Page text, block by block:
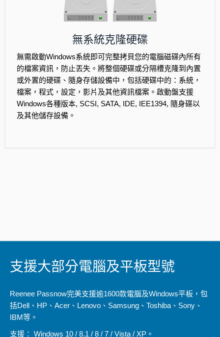
無系統克隆硬碟
無需啟動Windows系統即可完整拷貝您的電腦磁碟內所有
的檔案資訊，防止丟失。將整個硬碟或分隔槽克隆到內置
或外置的硬碟、隨身存儲設備中，包括硬碟中的：系統，
檔案，程式，設定，影片及其他資訊檔案。啟動盤支援
Windows各種版本, SCSI, SATA, IDE, IEE1394, 隨身碟以
及其他儲存設備。
支援大部分電腦及平板型號
Reenee Passnow完美支援逾1600款電腦及Windows平板，包
括Dell、HP、Acer、Lenovo、Samsung、Toshiba、Sony、
IBM等。
支援： Windows 10 / 8.1 / 8 / 7 / Vista / XP。